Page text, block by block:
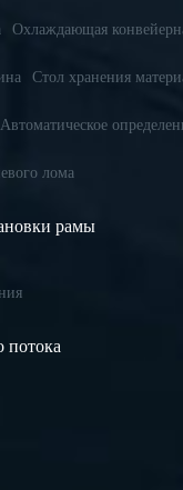
Охлаждающая
Стол хранения
Автоматическое
лома
рамы
потока